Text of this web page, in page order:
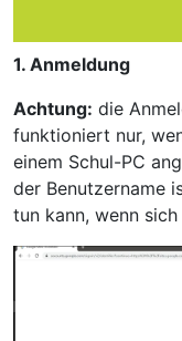
1. Anmeldung
Achtung: die
funktioniert nur,
einem Schul-PC
der Benutzername
tun kann, wenn